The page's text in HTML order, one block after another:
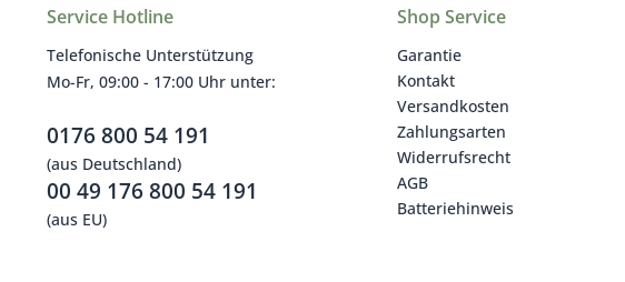
Service Hotline
Telefonische Unterstützung
Mo-Fr, 09:00 - 17:00 Uhr unter:
0176 800 54 191
(aus Deutschland)
00 49 176 800 54 191
(aus EU)
Shop Service
Garantie
Kontakt
Versandkosten
Zahlungsarten
Widerrufsrecht
AGB
Batteriehinweis